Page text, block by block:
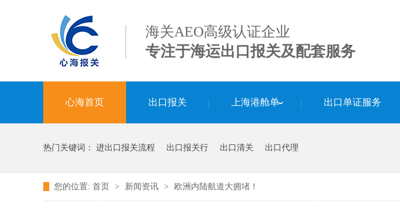
海关AEO高级认证企业
专注于海运出口报关及配套服务
心海首页 出口报关 上海港舱单 出口单证服务
热门关键词： 进出口报关流程 出口报关行 出口清关 出口代理
您的位置: 首页 > 新闻资讯 > 欧洲内陆航道大拥堵！